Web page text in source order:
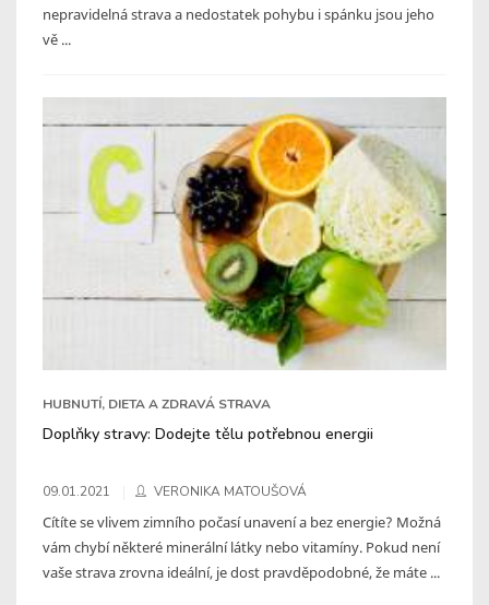
nepravidelná strava a nedostatek pohybu i spánku jsou jeho
vě ...
HUBNUTÍ, DIETA A ZDRAVÁ STRAVA
Doplňky stravy: Dodejte tělu potřebnou energii
09.01.2021 VERONIKA MATOUŠOVÁ
Cítíte se vlivem zimního počasí unavení a bez energie? Možná
vám chybí některé minerální látky nebo vitamíny. Pokud není
vaše strava zrovna ideální, je dost pravděpodobné, že máte ...